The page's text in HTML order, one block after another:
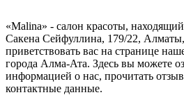
«Malina» - салон красоты,
Сакена Сейфуллина, 179/22,
приветствовать вас на странице
города Алма-Ата. Здесь вы можете
информацией о нас, прочитать
контактные данные.